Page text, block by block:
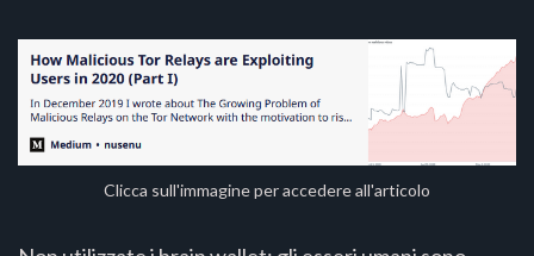
Clicca sull'immagine per accedere all'articolo